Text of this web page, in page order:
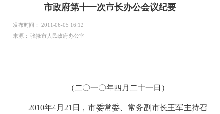
市政府第十一次市长办公会议纪要
发布时间： 2011-06-05 16:12
来源： 张掖市人民政府办公室
（二〇一〇年四月二十一日）
2010年4月21日，市委常委、常务副市长王军主持召